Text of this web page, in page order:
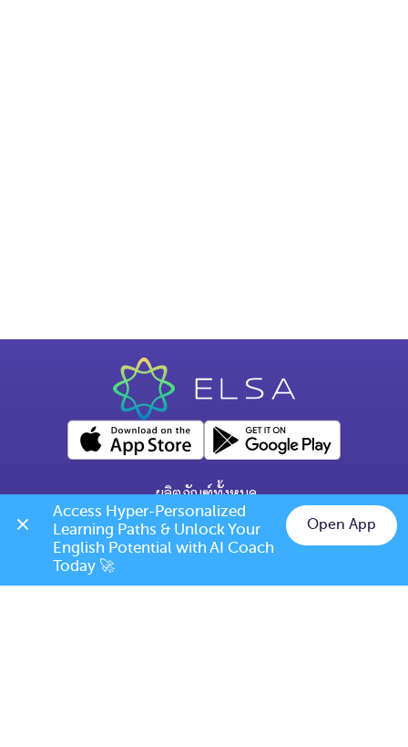
ผลิตภัณฑ์ทั้งหมด
คำถามทั่วไป
ข้อกำหนดการเปลี่ยนแปลง/ยกเลิก
เบอร์โทร: (+66) 020385810
Chat on LINE
Access Hyper-Personalized
Learning Paths & Unlock Your
English Potential with AI Coach
Today 🚀
Open App